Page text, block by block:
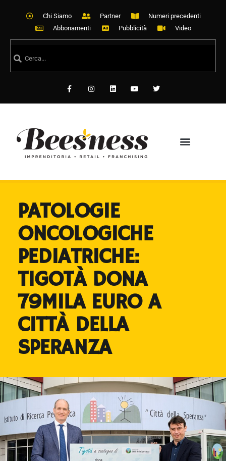
Chi Siamo Partner
Numeri precedenti
Abbonamenti
Pubblicità Video
PATOLOGIE
ONCOLOGICHE
PEDIATRICHE:
TIGOTÀ DONA
79MILA EURO A
CITTÀ DELLA
SPERANZA